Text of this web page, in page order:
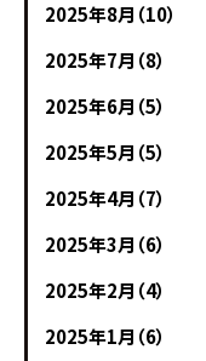
2025年8月（10）
2025年7月（8）
2025年6月（5）
2025年5月（5）
2025年4月（7）
2025年3月（6）
2025年2月（4）
2025年1月（6）